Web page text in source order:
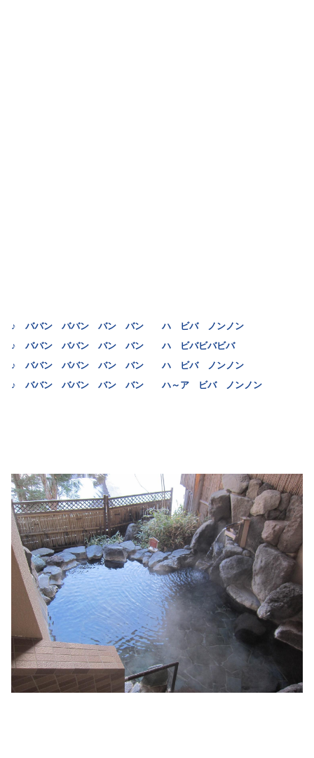
♪ ババン ババン バン バン ハ ビバ ノンノン
♪ ババン ババン バン バン ハ ビバビバビバ
♪ ババン ババン バン バン ハ ビバ ノンノン
♪ ババン ババン バン バン ハ～ア ビバ ノンノン